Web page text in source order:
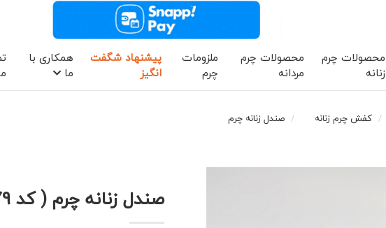
محصولات چرم
زنانه
محصولات چرم
مردانه
ملزومات
چرم
پیشنهاد شگفت
انگیز
همکاری با
ما
کفش چرم زنانه صندل زنانه چرم
صندل زنانه چرم ( کد 9079 )